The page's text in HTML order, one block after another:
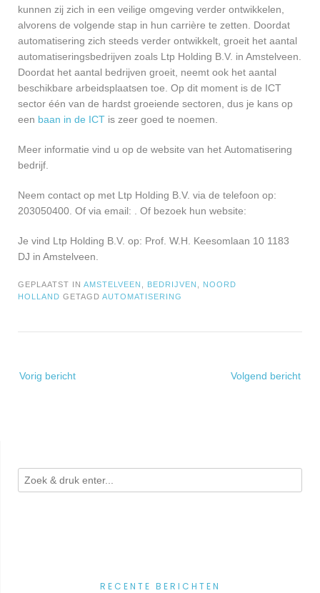
kunnen zij zich in een veilige omgeving verder ontwikkelen,
alvorens de volgende stap in hun carrière te zetten. Doordat
automatisering zich steeds verder ontwikkelt, groeit het aantal
automatiseringsbedrijven zoals Ltp Holding B.V. in Amstelveen.
Doordat het aantal bedrijven groeit, neemt ook het aantal
beschikbare arbeidsplaatsen toe. Op dit moment is de ICT
sector één van de hardst groeiende sectoren, dus je kans op
een baan in de ICT is zeer goed te noemen.
Meer informatie vind u op de website van het Automatisering
bedrijf.
Neem contact op met Ltp Holding B.V. via de telefoon op:
203050400. Of via email:
. Of bezoek hun website:
Je vind Ltp Holding B.V. op: Prof. W.H. Keesomlaan 10 1183
DJ in Amstelveen.
GEPLAATST IN AMSTELVEEN BEDRIJVEN
NOORD
HOLLAND GETAGD AUTOMATISERING
navigatie
Vorig bericht Volgend bericht
RECENTE BERICHTEN